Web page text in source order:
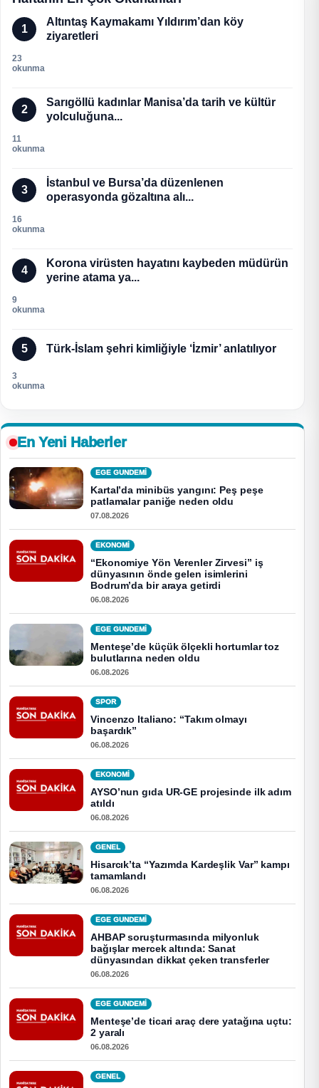
1
Altıntaş Kaymakamı Yıldırım’dan köy
ziyaretleri
23
okunma
2
Sarıgöllü kadınlar Manisa’da tarih ve kültür
yolculuğuna...
11
okunma
3
İstanbul ve Bursa’da düzenlenen
operasyonda gözaltına alı...
16
okunma
4
Korona virüsten hayatını kaybeden müdürün
yerine atama ya...
9
okunma
5 Türk-İslam şehri kimliğiyle ‘İzmir’ anlatılıyor
3
okunma
En Yeni Haberler
EGE GUNDEMİ
Kartal’da minibüs yangını: Peş peşe
patlamalar paniğe neden oldu
07.08.2026
EKONOMI
“Ekonomiye Yön Verenler Zirvesi” iş
dünyasının önde gelen isimlerini
Bodrum’da bir araya getirdi
06.08.2026
EGE GUNDEMİ
Menteşe’de küçük ölçekli hortumlar toz
bulutlarına neden oldu
06.08.2026
SPOR
Vincenzo Italiano: “Takım olmayı
başardık”
06.08.2026
EKONOMI
AYSO’nun gıda UR-GE projesinde ilk adım
atıldı
06.08.2026
GENEL
Hisarcık’ta “Yazımda Kardeşlik Var” kampı
tamamlandı
06.08.2026
EGE GUNDEMİ
AHBAP soruşturmasında milyonluk
bağışlar mercek altında: Sanat
dünyasından dikkat çeken transferler
06.08.2026
EGE GUNDEMİ
Menteşe’de ticari araç dere yatağına uçtu:
2 yaralı
06.08.2026
GENEL